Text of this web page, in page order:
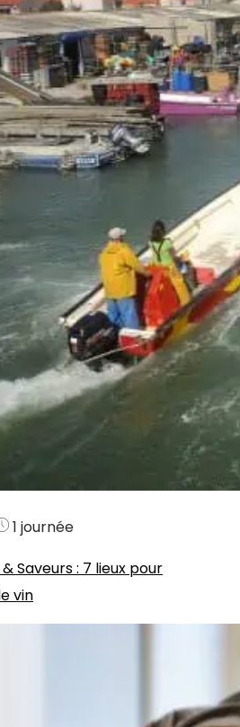
1 journée
Saveurs: 7 lieux pour
vin